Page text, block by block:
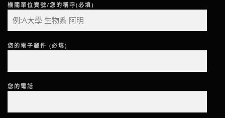
機關單位寶號/您的稱呼(必填)
您的電子郵件 (必填)
您的電話